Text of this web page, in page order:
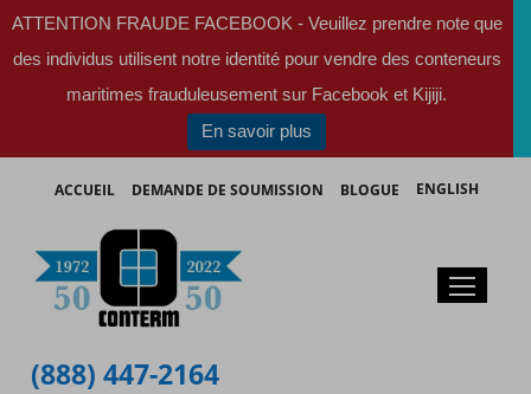
ATTENTION FRAUDE FACEBOOK - Veuillez prendre note que
des individus utilisent notre identité pour vendre des conteneurs
maritimes frauduleusement sur Facebook et Kijiji.
En savoir plus
ACCUEIL DEMANDE DE SOUMISSION BLOGUE ENGLISH
(888) 447-2164